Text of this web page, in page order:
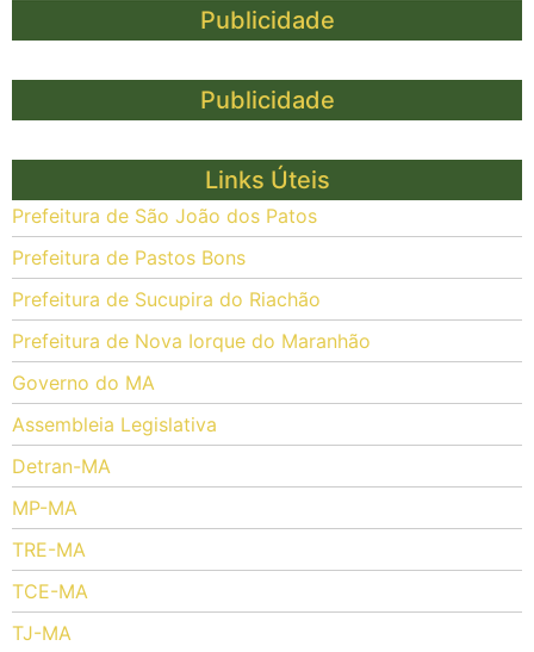
Publicidade
Publicidade
Links Úteis
Prefeitura de São João dos Patos
Prefeitura de Pastos Bons
Prefeitura de Sucupira do Riachão
Prefeitura de Nova Iorque do Maranhão
Governo do MA
Assembleia Legislativa
Detran-MA
MP-MA
TRE-MA
TCE-MA
TJ-MA